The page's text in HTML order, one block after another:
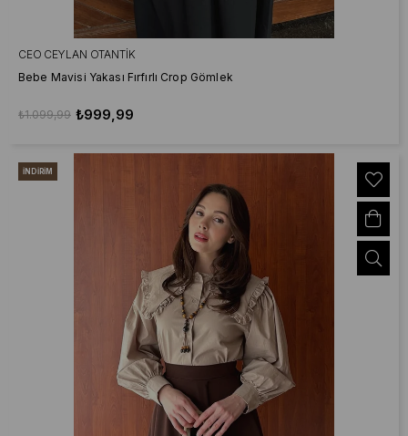
CEO CEYLAN OTANTIK
Bebe Mavisi Yakası Fırfırlı Crop Gömlek
₺999,99
₺1.099,99
İNDIRIM